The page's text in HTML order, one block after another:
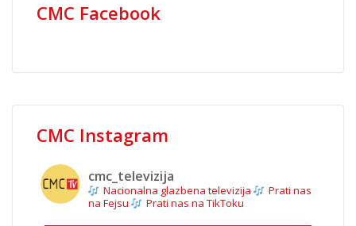
CMC Facebook
CMC Instagram
cmc_televizija
Nacionalna glazbena televizija
Prati nas
na Fejsu
Prati nas na TikToku